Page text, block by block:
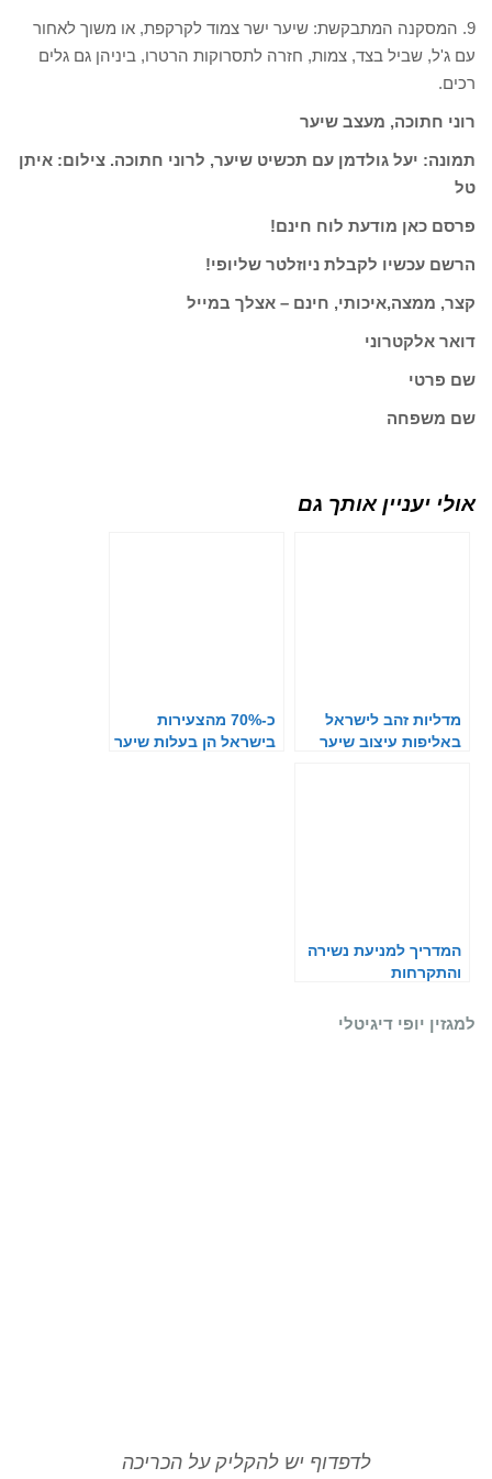
9. המסקנה המתבקשת: שיער ישר צמוד לקרקפת, או משוך לאחור
עם ג'ל, שביל בצד, צמות, חזרה לתסרוקות הרטרו, ביניהן גם גלים
רכים.
רוני חתוכה, מעצב שיער
תמונה: יעל גולדמן עם תכשיט שיער, לרוני חתוכה. צילום: איתן
טל
פרסם כאן מודעת לוח חינם!
הרשם עכשיו לקבלת ניוזלטר שליופי!
קצר, ממצה,איכותי, חינם – אצלך במייל
דואר אלקטרוני
שם פרטי
שם משפחה
אולי יעניין אותך גם
מדליות זהב לישראל
באליפות עיצוב שיער
כ-70% מהצעירות
בישראל הן בעלות שיער
המדריך למניעת נשירה
והתקרחות
למגזין יופי דיגיטלי
לדפדוף יש להקליק על הכריכה